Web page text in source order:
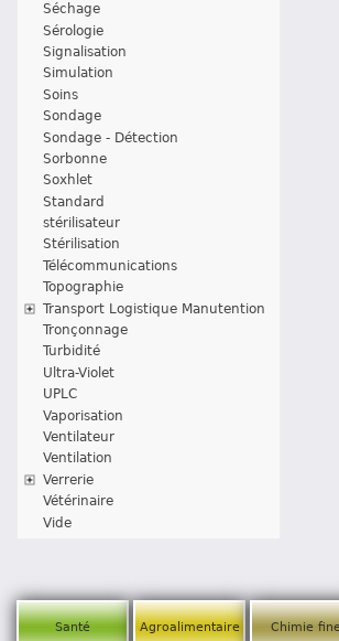
Séchage
Sérologie
Signalisation
Simulation
Soins
Sondage
Sondage - Détection
Sorbonne
Soxhlet
Standard
stérilisateur
Stérilisation
Télécommunications
Topographie
Transport Logistique Manutention
Tronçonnage
Turbidité
Ultra-Violet
UPLC
Vaporisation
Ventilateur
Ventilation
Verrerie
Vétérinaire
Vide
Santé Agroalimentaire Chimie